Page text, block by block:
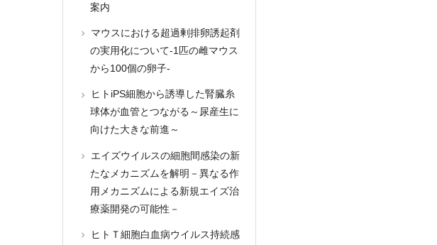
案内
マウスにおける超過剰排卵誘起剤
の実用化について-1匹の雌マウス
から100個の卵子-
ヒトiPS細胞から誘導した腎臓糸
球体が血管とつながる～尿産生に
向けた大きな前進～
エイズウイルスの細胞間感染の新
たなメカニズムを解明－異なる作
用メカニズムによる新規エイズ治
療薬開発の可能性－
ヒトＴ細胞白血病ウイルス持続感